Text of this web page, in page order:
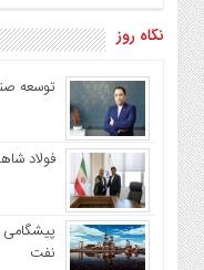
نگاه روز
توسعه
فولاد
پیشگامی
نفت